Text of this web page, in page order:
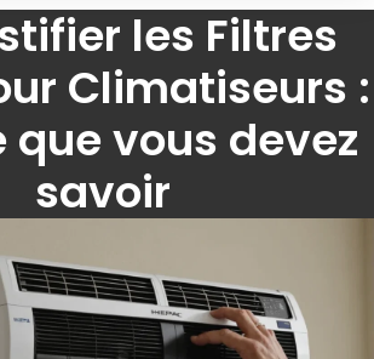
les Filtres
Climatiseurs :
que vous devez
savoir